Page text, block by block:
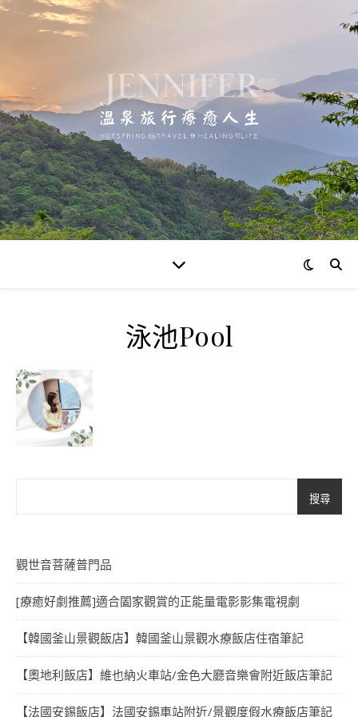
泳池Pool
搜尋
觀世音菩薩普門品
[療癒好劇推薦]適合闔家觀賞的正能量電影影集電視劇
【韓國釜山景觀飯店】韓國釜山景觀水療飯店住宿筆記
【奧地利飯店】維也納火車站/金色大廳音樂會附近飯店筆記
【法國安錫飯店】法國安錫車站附近/景觀度假水療飯店筆記